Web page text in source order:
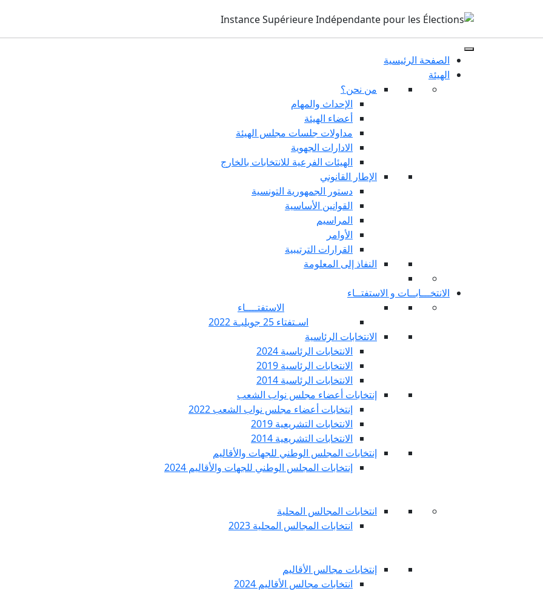
الصفحة الرئيسية
الهيئة
من نحن؟
الإحداث والمهام
أعضاء الهيئة
مداولات جلسات مجلس الهيئة
الادارات الجهوية
الهيئات الفرعية للانتخابات بالخارج
الإطار القانوني
دستور الجمهورية التونسية
القوانين الأساسية
المراسيم
الأوامر
القرارات الترتيبية
النفاذ إلى المعلومة
الانتخـــابــات و الاستفتــاء
الاستفتــــاء
اسـتفتاء 25 جويليـة 2022
الانتخابات الرئاسية
الانتخابات الرئاسية 2024
الانتخابات الرئاسية 2019
الانتخابات الرئاسية 2014
إنتخابات أعضاء مجلس نواب الشعب
إنتخابات أعضاء مجلس نواب الشعب 2022
الانتخابات التشريعية 2019
الانتخابات التشريعية 2014
إنتخابات المجلس الوطني للجهات والأقاليم
إنتخابات المجلس الوطني للجهات والأقاليم 2024
انتخابات المجالس المحلية
انتخابات المجالس المحلية 2023
إنتخابات مجالس الأقاليم
انتخابات مجالس الأقاليم 2024